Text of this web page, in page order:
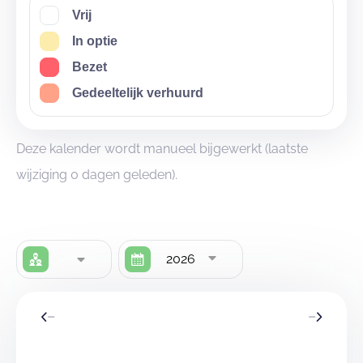
Vrij
In optie
Bezet
Gedeeltelijk verhuurd
Deze kalender wordt manueel bijgewerkt (laatste
wijziging 0 dagen geleden).
2026